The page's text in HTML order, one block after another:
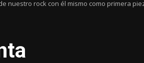
nuestro rock con él mismo como primera